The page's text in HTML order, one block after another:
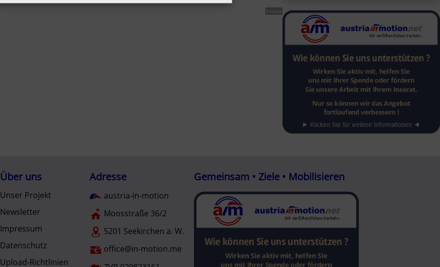
Anzeige
Über uns
Unser Projekt
Newsletter
Impressum
Datenschutz
Upload-Richtlinien
Adresse
austria-in-motion
Moosstraße 36/2
5201 Seekirchen a. W.
office@in-motion.me
Gemeinsam • Ziele • Mobilisieren